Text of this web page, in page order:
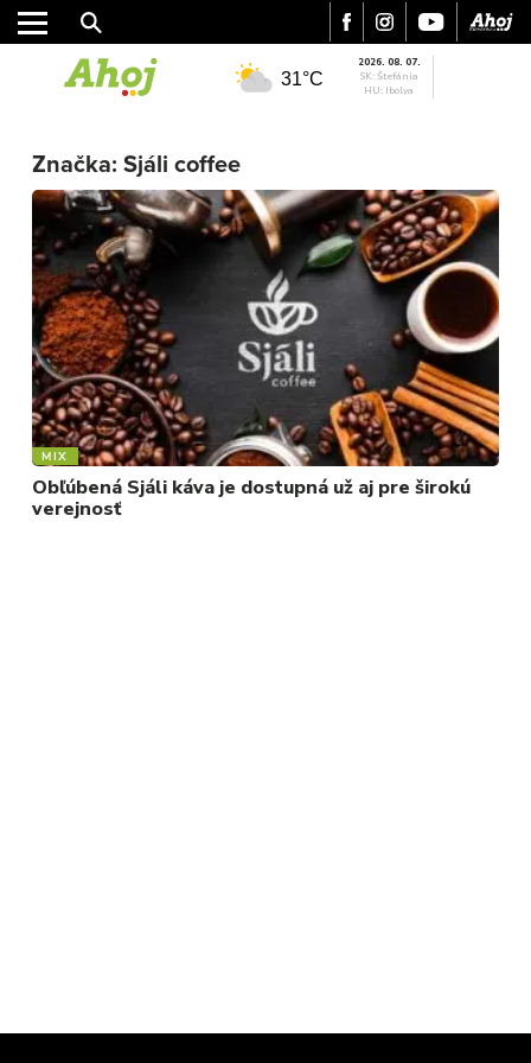
REGIÓN
ŠPORT
KULTÚRA
FOTKY
VIDEO
MIX
31°C
2026. 08. 07.
SK: Štefánia
HU: Ibolya
Značka: Sjáli coffee
MIX
Obľúbená Sjáli káva je dostupná už aj pre širokú
verejnosť